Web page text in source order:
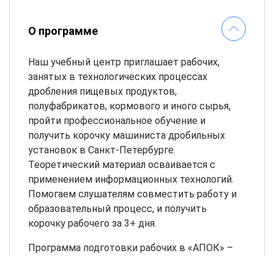
О программе
Наш учебный центр приглашает рабочих,
занятых в технологических процессах
дробления пищевых продуктов,
полуфабрикатов, кормового и иного сырья,
пройти профессиональное обучение и
получить корочку машиниста дробильных
установок в Санкт-Петербурге.
Теоретический материал осваивается с
применением информационных технологий.
Помогаем слушателям совместить работу и
образовательный процесс, и получить
корочку рабочего за 3+ дня.
Программа подготовки рабочих в «АПОК» –